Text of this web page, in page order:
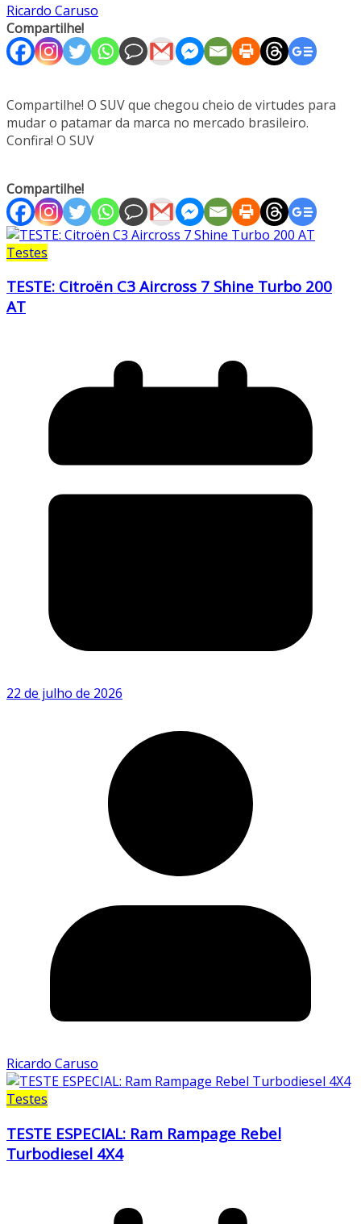
Ricardo Caruso
Compartilhe!
Compartilhe! O SUV que chegou cheio de virtudes para
mudar o patamar da marca no mercado brasileiro.
Confira! O SUV
Compartilhe!
Testes
TESTE: Citroën C3 Aircross 7 Shine Turbo 200
AT
22 de julho de 2026
Ricardo Caruso
Testes
TESTE ESPECIAL: Ram Rampage Rebel
Turbodiesel 4X4